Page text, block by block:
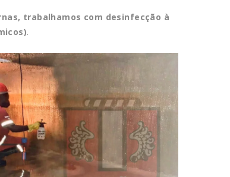
trabalhamos com desinfecção à
.